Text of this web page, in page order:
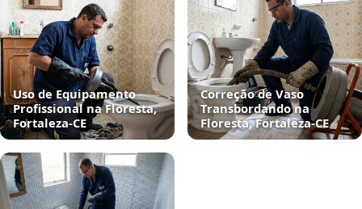
Uso de Equipamento
Profissional na Floresta,
Fortaleza‑CE
Correção de Vaso
Transbordando na
Floresta, Fortaleza‑CE